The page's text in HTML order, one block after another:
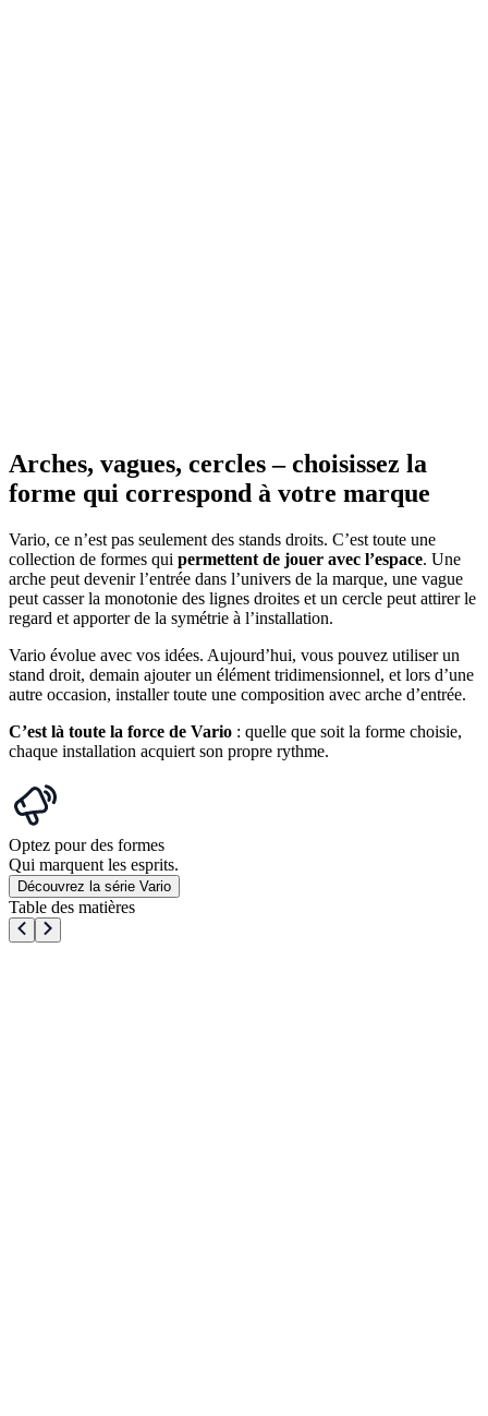
Arches, vagues, cercles – choisissez la
forme qui correspond à votre marque
Vario, ce n’est pas seulement des stands droits. C’est toute une
collection de formes qui permettent de jouer avec l’espace. Une
arche peut devenir l’entrée dans l’univers de la marque, une vague
peut casser la monotonie des lignes droites et un cercle peut attirer le
regard et apporter de la symétrie à l’installation.
Vario évolue avec vos idées. Aujourd’hui, vous pouvez utiliser un
stand droit, demain ajouter un élément tridimensionnel, et lors d’une
autre occasion, installer toute une composition avec arche d’entrée.
C’est là toute la force de Vario : quelle que soit la forme choisie,
chaque installation acquiert son propre rythme.
Optez pour des formes
Qui marquent les esprits.
Découvrez la série Vario
Table des matières